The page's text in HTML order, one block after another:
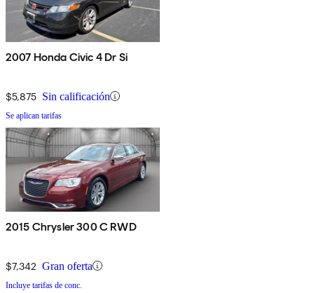
2007 Honda Civic 4 Dr Si
$5,875 Sin calificación
Se aplican tarifas
2015 Chrysler 300 C RWD
$7,342 Gran oferta
Incluye tarifas de conc.